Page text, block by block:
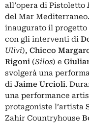
all’opera di Pistoletto
del Mar
inaugurato il progetto
con gli interventi di
Ulivi), Chicco
Rigoni (Silos) e
svolgerà una
di Jaime Urcioli.
una performance
protagoniste l’artista
Zahir Countryhouse